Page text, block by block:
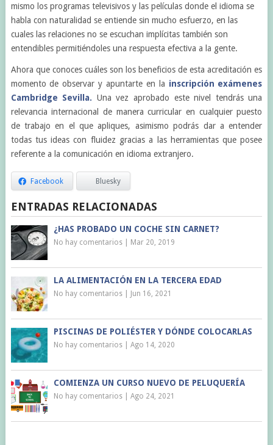
mismo los programas televisivos y las películas donde el idioma se
habla con naturalidad se entiende sin mucho esfuerzo, en las
cuales las relaciones no se escuchan implícitas también son
entendibles permitiéndoles una respuesta efectiva a la gente.
Ahora que conoces cuáles son los beneficios de esta acreditación es
momento de observar y apuntarte en la inscripción exámenes
Cambridge Sevilla. Una vez aprobado este nivel tendrás una
relevancia internacional de manera curricular en cualquier puesto
de trabajo en el que apliques, asimismo podrás dar a entender
todas tus ideas con fluidez gracias a las herramientas que posee
referente a la comunicación en idioma extranjero.
Facebook Bluesky
ENTRADAS RELACIONADAS
¿HAS PROBADO UN COCHE SIN CARNET?
No hay comentarios| Mar 20, 2019
LA ALIMENTACIÓN EN LA TERCERA EDAD
No hay comentarios| Jun 16, 2021
PISCINAS DE POLIÉSTER Y DÓNDE COLOCARLAS
No hay comentarios| Ago 14, 2020
COMIENZA UN CURSO NUEVO DE PELUQUERÍA
No hay comentarios| Ago 24, 2021